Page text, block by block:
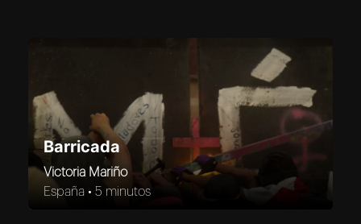
Barricada
Victoria Mariño
España •5 minutos